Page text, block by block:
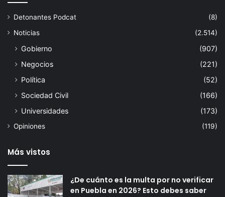
Detonantes Podcat
(8)
Noticias
(2.514)
Gobierno
(907)
Negocios
(221)
Política
(52)
Sociedad Civil
(166)
Universidades
(173)
Opiniones (119)
Más vistos
¿De cuánto es la multa por no verificar
en Puebla en 2026? Esto debes saber